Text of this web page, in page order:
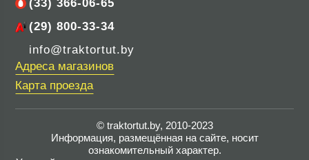
(33) 366-06-65
(29) 800-33-34
info@traktortut.by
Адреса магазинов
Карта проезда
© traktortut.by, 2010-2023
Информация, размещённая на сайте, носит
ознакомительный характер.